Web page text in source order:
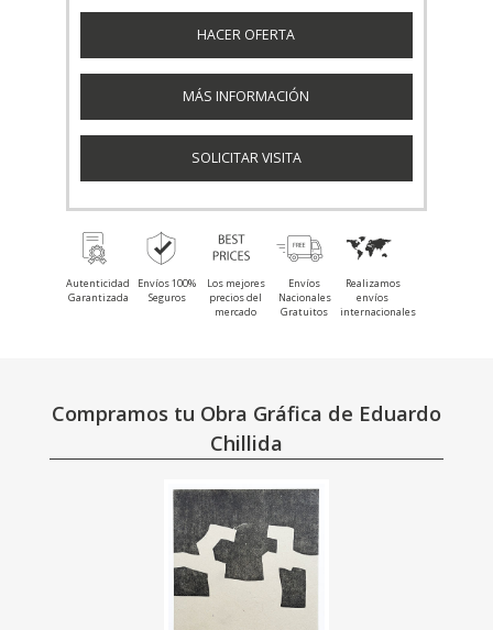
HACER OFERTA
MÁS INFORMACIÓN
SOLICITAR VISITA
Autenticidad
Garantizada
Envíos 100%
Seguros
Los mejores
precios del
mercado
Envíos
Nacionales
Gratuitos
Realizamos
envíos
internacionales
Compramos tu Obra Gráfica de Eduardo
Chillida